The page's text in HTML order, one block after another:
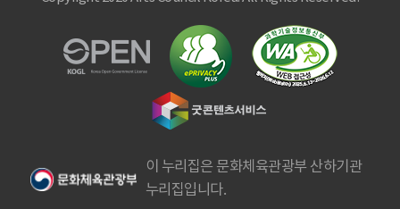
이 누리집은 문화체육관광부 산하기관
누리집입니다.